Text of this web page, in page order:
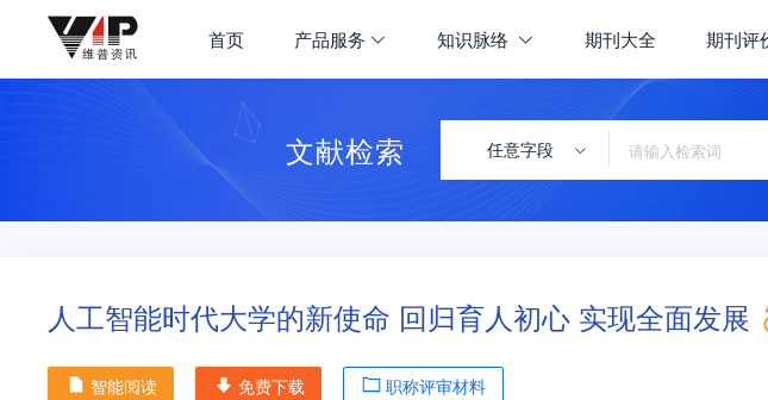
首页 产品服务 知识脉络 期刊大全 期刊评
文献检索 任意字段
人工智能时代大学的新使命 回归育人初心 实现全面发展
智能阅读 免费下载 职称评审材料